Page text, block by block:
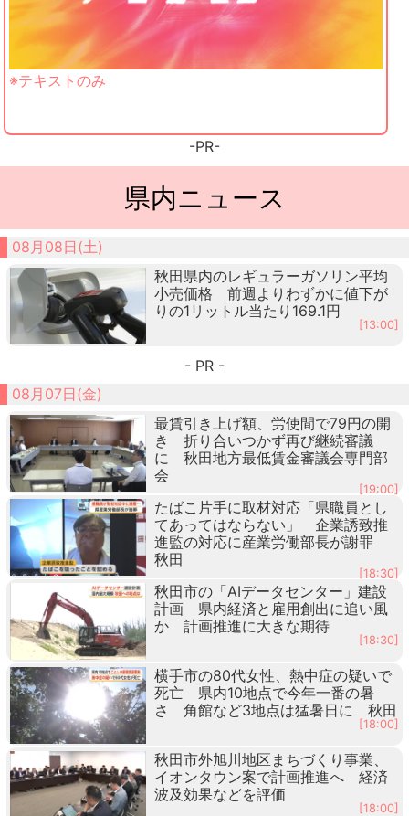
※テキストのみ
-PR-
県内ニュース
08月08日(土)
秋田県内のレギュラーガソリン平均
小売価格 前週よりわずかに値下が
りの1リットル当たり169.1円
[13:00]
- PR -
08月07日(金)
最賃引き上げ額、労使間で79円の開
き 折り合いつかず再び継続審議
に 秋田地方最低賃金審議会専門部
会
[19:00]
たばこ片手に取材対応「県職員とし
てあってはならない」 企業誘致推
進監の対応に産業労働部長が謝罪
秋田
[18:30]
秋田市の「AIデータセンター」建設
計画 県内経済と雇用創出に追い風
か 計画推進に大きな期待
[18:30]
横手市の80代女性、熱中症の疑いで
死亡 県内10地点で今年一番の暑
さ 角館など3地点は猛暑日に 秋田
[18:00]
秋田市外旭川地区まちづくり事業、
イオンタウン案で計画推進へ 経済
波及効果などを評価
[18:00]